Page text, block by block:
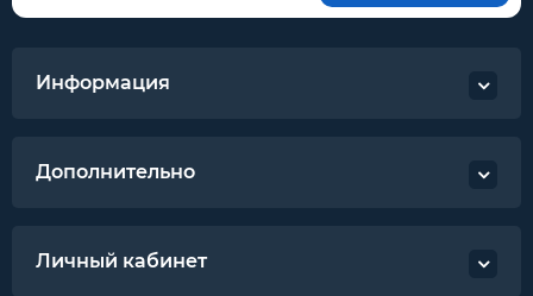
Информация
Дополнительно
Личный кабинет